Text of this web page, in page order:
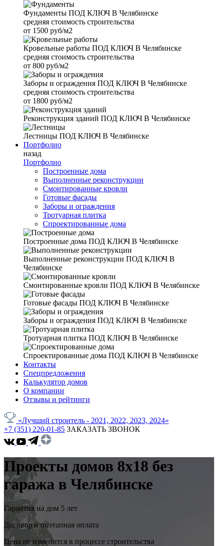
Фундаменты ПОД КЛЮЧ В Челябинске
средняя стоимость строительства
от 1500 руб/м2
Кровельные работы ПОД КЛЮЧ В Челябинске
средняя стоимость строительства
от 800 руб/м2
Заборы и ограждения ПОД КЛЮЧ В Челябинске
средняя стоимость строительства
от 1800 руб/м2
Реконструкция зданий ПОД КЛЮЧ В Челябинске
Лестницы ПОД КЛЮЧ В Челябинске
Портфолио
назад
Портфолио
Построенные дома
Выполненные реконструкции
Смонтированные кровли
Готовые фасады
Заборы и ограждения
Тротуарная плитка
Спроектированные дома
Построенные дома ПОД КЛЮЧ В Челябинске
Выполненные реконструкции ПОД КЛЮЧ В
Челябинске
Смонтированные кровли ПОД КЛЮЧ В Челябинске
Готовые фасады ПОД КЛЮЧ В Челябинске
Заборы и ограждения ПОД КЛЮЧ В Челябинске
Тротуарная плитка ПОД КЛЮЧ В Челябинске
Спроектированные дома ПОД КЛЮЧ В Челябинске
Контакты
Спецпредложения
Калькулятор домов
О компании
Отзывы и рейтинги
«Лучший строитель - 2021, 2022, 2023, 2024»
+7 (351) 220-01-85 ЗАКАЗАТЬ ЗВОНОК
Проекты домов 8x18 без
гаража в Челябинске
Гарантия на дом 5 лет
Договор и поэтапная оплата
Цена не изменится в процессе строительства